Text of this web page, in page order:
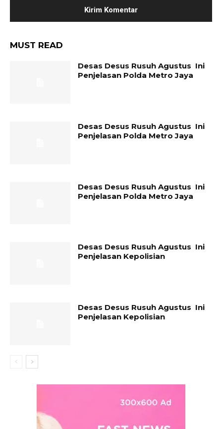
MUST READ
Desas Desus Rusuh Agustus Ini
Penjelasan Polda Metro Jaya
Desas Desus Rusuh Agustus Ini
Penjelasan Polda Metro Jaya
Desas Desus Rusuh Agustus Ini
Penjelasan Polda Metro Jaya
Desas Desus Rusuh Agustus Ini
Penjelasan Kepolisian
Desas Desus Rusuh Agustus Ini
Penjelasan Kepolisian